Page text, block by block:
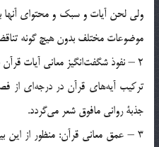
ولي‌ لحن‌ آيات‌ و سبك‌ و محتواي‌
موضوعات‌ مختلف‌ بدون‌ هيچ‌ گونه‌
2 – نفوذ شگفت‌انگيز معاني‌ آيات‌
تركيب‌ آيه‌هاي‌ قرآن‌ در درجه‌اي‌ از
جذبة‌ رواني‌ مافوق‌ شعر مي‌گردد.
3 – عمق‌ معاني‌ قرآن‌: منظور از اين‌